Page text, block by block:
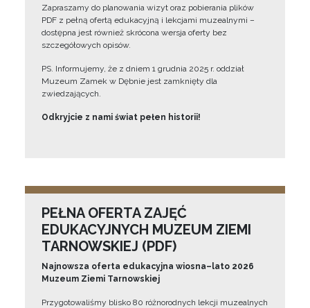
Zapraszamy do planowania wizyt oraz pobierania plików
PDF z pełną ofertą edukacyjną i lekcjami muzealnymi –
dostępna jest również skrócona wersja oferty bez
szczegółowych opisów.
PS. Informujemy, że z dniem 1 grudnia 2025 r. oddział
Muzeum Zamek w Dębnie jest zamknięty dla
zwiedzających.
Odkryjcie z nami świat pełen historii!
PEŁNA OFERTA ZAJĘĆ
EDUKACYJNYCH MUZEUM ZIEMI
TARNOWSKIEJ (PDF)
Najnowsza oferta edukacyjna wiosna–lato 2026
Muzeum Ziemi Tarnowskiej
Przygotowaliśmy blisko 80 różnorodnych lekcji muzealnych